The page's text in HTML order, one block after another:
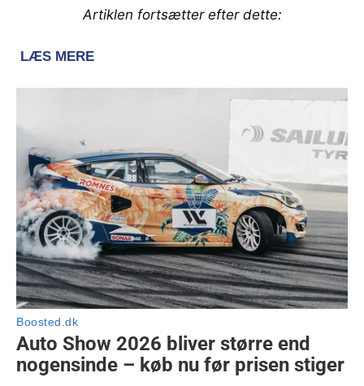
Artiklen fortsætter efter dette: